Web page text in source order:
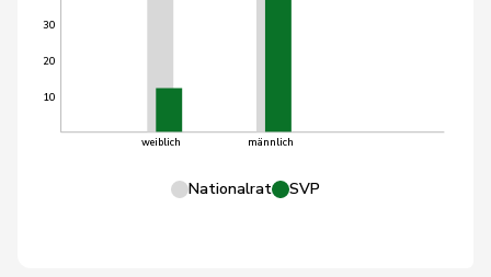
10
20
30
weiblich männlich
Nationalrat SVP